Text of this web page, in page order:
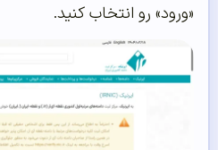
«ورود» رو انتخاب کنید.